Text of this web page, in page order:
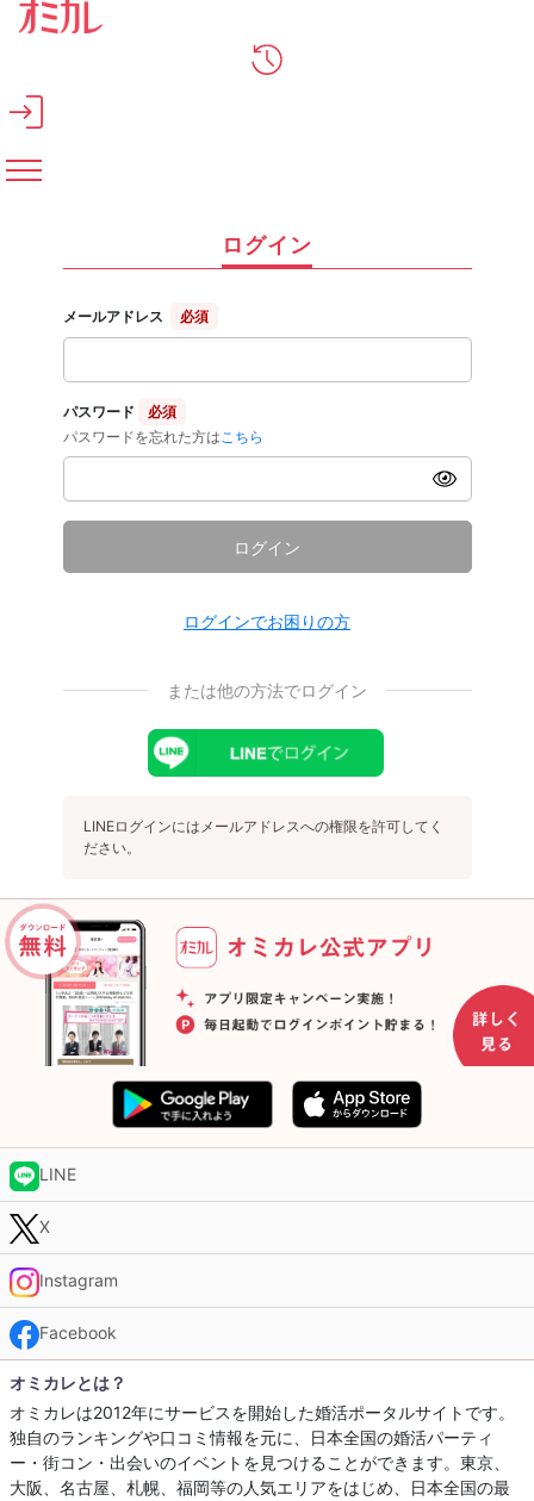
メインコンテンツへスキップ
ログイン
メールアドレス 必須
パスワード
必須
パスワードを忘れた方は こちら
ログイン
ログインでお困りの方
または他の方法でログイン
LINEログインにはメールアドレスへの権限を許可してく
ださい。
LINE
X
Instagram
Facebook
オミカレとは？
オミカレは2012年にサービスを開始した婚活ポータルサイトです。
独自のランキングや口コミ情報を元に、日本全国の婚活パーティ
ー・街コン・出会いのイベントを見つけることができます。東京、
大阪、名古屋、札幌、福岡等の人気エリアをはじめ、日本全国の最